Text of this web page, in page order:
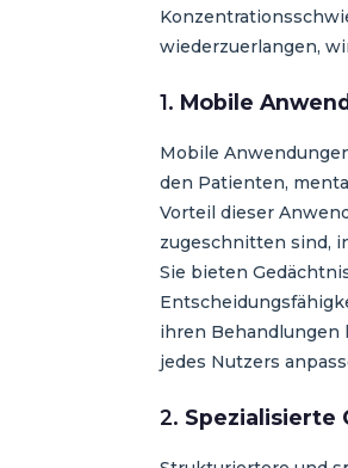
wiederzuerlangen,
1. Mobile
Mobile
den Patienten,
Vorteil dieser
zugeschnitten sind,
Sie bieten
ihren Behandlungen
jedes Nutzers
2. Spezialisierte